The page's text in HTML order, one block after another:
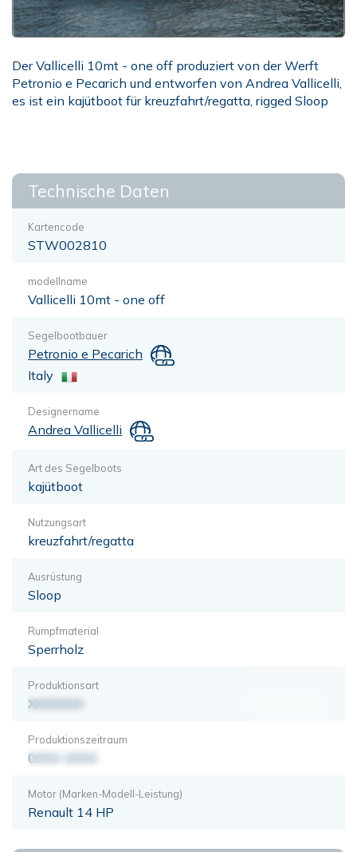
Der Vallicelli 10mt - one off produziert von der Werft
Petronio e Pecarich und entworfen von Andrea Vallicelli,
es ist ein kajütboot für kreuzfahrt/regatta, rigged Sloop
Technische Daten
Kartencode
STW002810
modellname
Vallicelli 10mt - one off
Segelbootbauer
Petronio e Pecarich
Italy
Designername
Andrea Vallicelli
Art des Segelboots
kajütboot
Nutzungsart
kreuzfahrt/regatta
Ausrüstung
Sloop
Rumpfmaterial
Sperrholz
Produktionsart
XXXXXXX
Produktionszeitraum
0000-0000
Motor (Marken-Modell-Leistung)
Renault 14 HP